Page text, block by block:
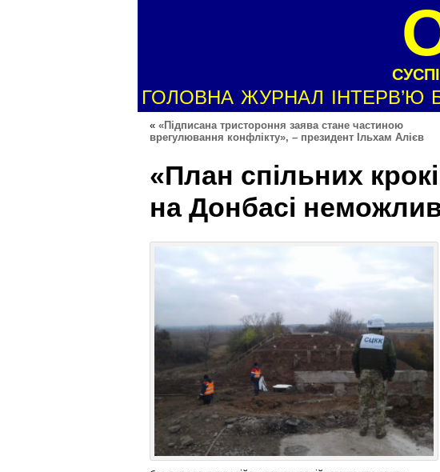
ГОЛОВНА ЖУРНАЛ ІНТЕРВ’Ю
« «Підписана тристороння заява стане частиною
врегулювання конфлікту», – президент Ільхам Алієв
«План спільних
на Донбасі